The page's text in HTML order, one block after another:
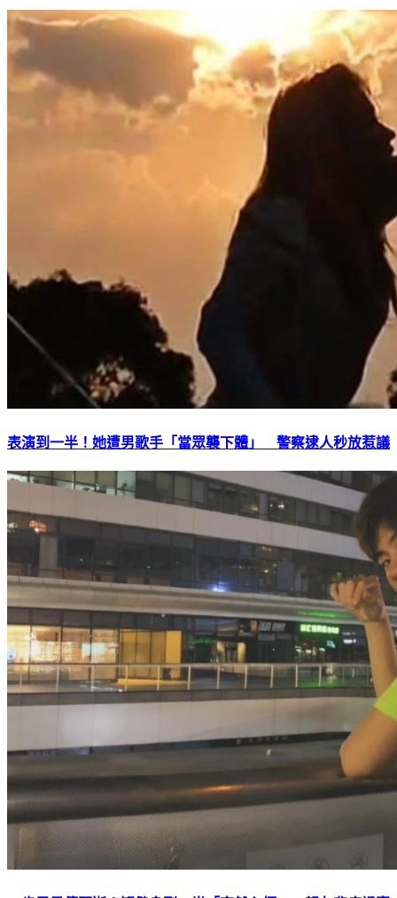
表演到一半！她遭男歌手「當眾襲下體」 警察逮人秒放惹議